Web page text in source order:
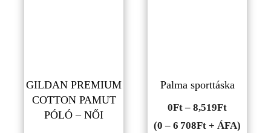
GILDAN PREMIUM
COTTON PAMUT
PÓLÓ – NŐI
Palma sporttáska
0Ft – 8,519Ft
0Ft
(0 – 6 708Ft + ÁFA)